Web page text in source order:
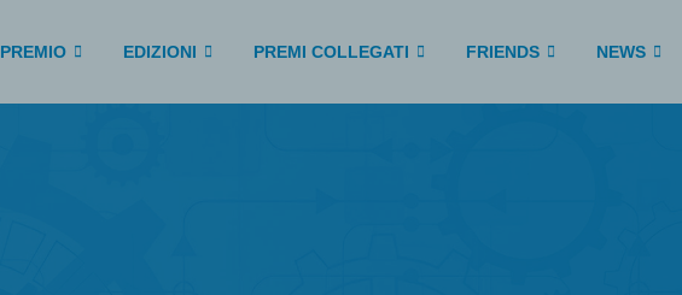
EDIZIONI PREMI COLLEGATI FRIENDS NEWS